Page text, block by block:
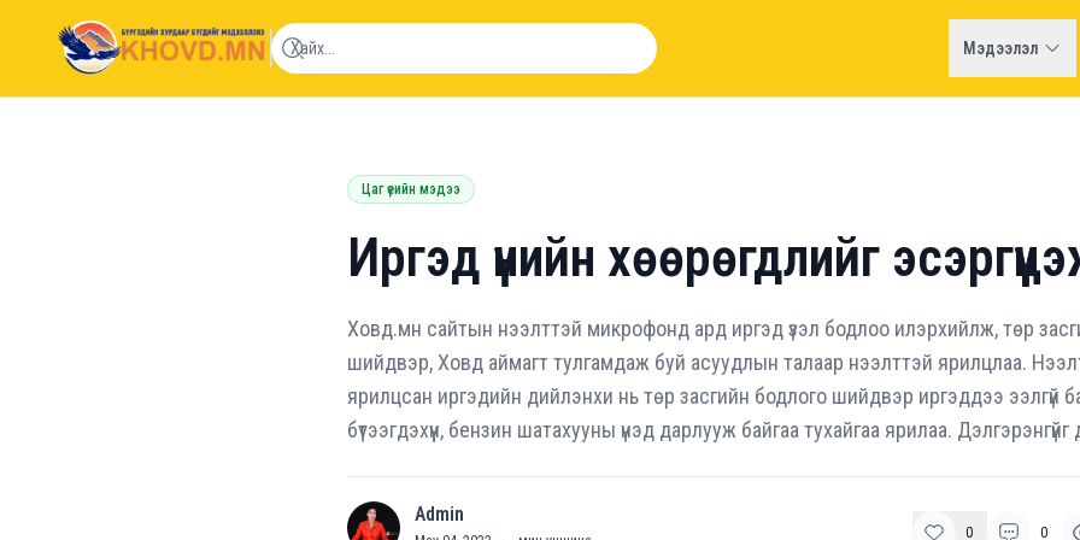
khovd.mn
Мэдээлэл
Цаг үеийн мэдээ
Иргэд үнийн хөөрөгдлийг
Ховд.мн сайтын нээлттэй микрофонд ард иргэд үзэл бодлоо илэрхийлж, төр
шийдвэр, Ховд аймагт тулгамдаж буй асуудлын талаар нээлттэй ярилцлаа.
ярилцсан иргэдийн дийлэнхи нь төр засгийн бодлого шийдвэр иргэддээ ээлгүй
бүтээгдэхүүн, бензин шатахууны үнэд дарлууж байгаа тухайгаа ярилаа. Дэлгэрэнгүйг
A Admin
0 0